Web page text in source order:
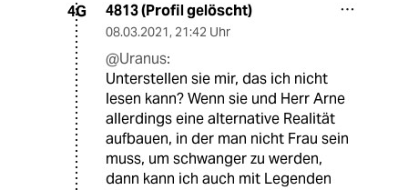
4G 4813 (Profil gelöscht)
08.03.2021, 21:42 Uhr
@Uranus:
Unterstellen sie mir, das ich nicht
lesen kann? Wenn sie und Herr Arne
allerdings eine alternative Realität
aufbauen, in der man nicht Frau sein
muss, um schwanger zu werden,
dann kann ich auch mit Legenden